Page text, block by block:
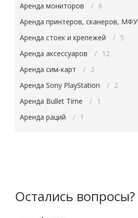
Аренда мониторов
6
Аренда принтеров, сканеров, МФУ
Аренда стоек и крепежей
5
Аренда аксессуаров
12
Аренда сим-карт
2
Аренда Sony PlayStation
2
Аренда Bullet Time
1
Аренда раций
1
Остались вопросы?